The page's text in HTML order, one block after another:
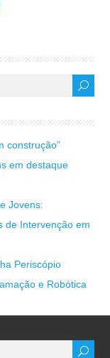
construção”
em destaque
Jovens:
de Intervenção em
Periscópio
e Robótica